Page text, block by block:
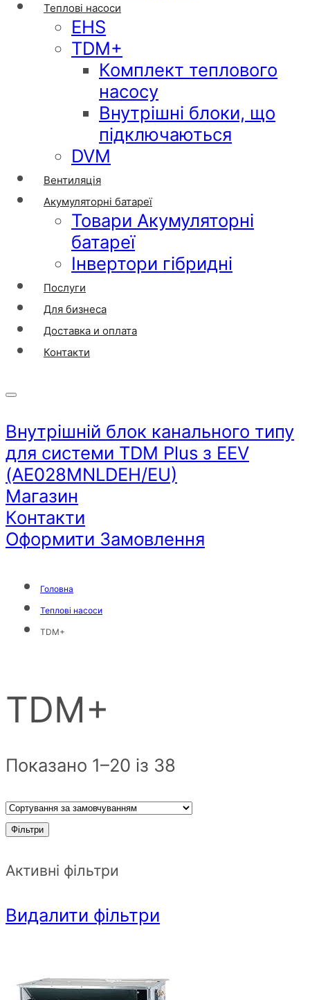
Теплові насоси
EHS
TDM+
Комплект теплового
насосу
Внутрішні блоки, що
підключаються
DVM
Вентиляція
Акумуляторні батареї
Товари Акумуляторні
батареї
Інвертори гібридні
Послуги
Для бизнеса
Доставка и оплата
Контакти
Внутрішній блок канального типу
для системи TDM Plus з EEV
(AE028MNLDEH/EU)
Магазин
Контакти
Оформити Замовлення
Головна
Теплові насоси
TDM+
TDM+
Показано 1–20 із 38
Фільтри
Активні фільтри
Видалити фільтри